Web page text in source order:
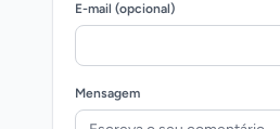
E-mail (opcional)
Mensagem